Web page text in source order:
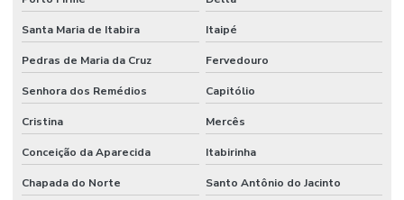
Santa Maria de Itabira Itaipé
Pedras de Maria da Cruz Fervedouro
Senhora dos Remédios Capitólio
Cristina Mercês
Conceição da Aparecida Itabirinha
Chapada do Norte Santo Antônio do Jacinto